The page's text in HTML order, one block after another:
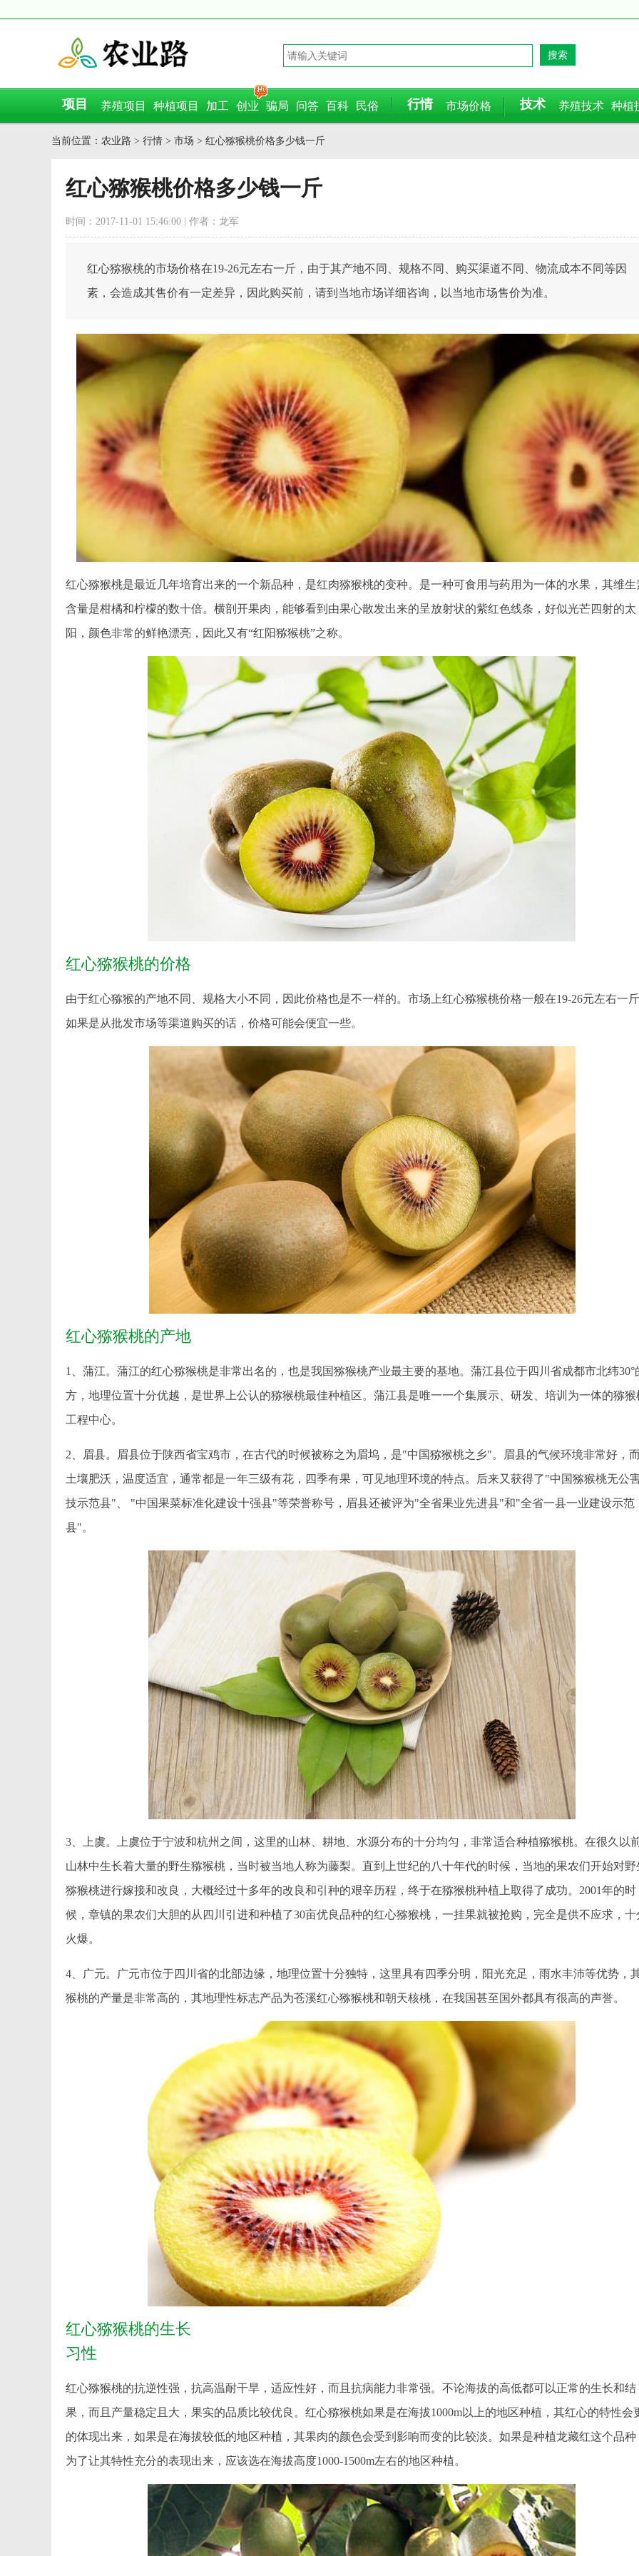
项目 养殖项目 种植项目 加工 创业 骗局 问答 百科 民俗 行情 市场价格 技术 养殖技术 种植
当前位置： 农业路 > 行情 > 市场 > 红心猕猴桃价格多少钱一斤
红心猕猴桃价格多少钱一斤
时间：2017-11-01 15:46:00 | 作者：龙军
红心猕猴桃的市场价格在19-26元左右一斤，由于其产地不同、规格不同、购买渠道不同、物流成本不同等因
素，会造成其售价有一定差异，因此购买前，请到当地市场详细咨询，以当地市场售价为准。
红心猕猴桃是最近几年培育出来的一个新品种，是红肉猕猴桃的变种。是一种可食用与药用为一体的水果，其维生
含量是柑橘和柠檬的数十倍。横剖开果肉，能够看到由果心散发出来的呈放射状的紫红色线条，好似光芒四射的太
阳，颜色非常的鲜艳漂亮，因此又有“红阳猕猴桃”之称。
红心猕猴桃的价格
由于红心猕猴的产地不同、规格大小不同，因此价格也是不一样的。市场上红心猕猴桃价格一般在19-26元左右一
如果是从批发市场等渠道购买的话，价格可能会便宜一些。
红心猕猴桃的产地
1、蒲江。蒲江的红心猕猴桃是非常出名的，也是我国猕猴桃产业最主要的基地。蒲江县位于四川省成都市北纬30°
方，地理位置十分优越，是世界上公认的猕猴桃最佳种植区。蒲江县是唯一一个集展示、研发、培训为一体的猕猴
工程中心。
2、眉县。眉县位于陕西省宝鸡市，在古代的时候被称之为眉坞，是"中国猕猴桃之乡"。眉县的气候环境非常好，
土壤肥沃，温度适宜，通常都是一年三级有花，四季有果，可见地理环境的特点。后来又获得了"中国猕猴桃无公
技示范县"、 "中国果菜标准化建设十强县"等荣誉称号，眉县还被评为"全省果业先进县"和"全省一县一业建设示范
县"。
3、上虞。上虞位于宁波和杭州之间，这里的山林、耕地、水源分布的十分均匀，非常适合种植猕猴桃。在很久以
山林中生长着大量的野生猕猴桃，当时被当地人称为藤梨。直到上世纪的八十年代的时候，当地的果农们开始对野
猕猴桃进行嫁接和改良，大概经过十多年的改良和引种的艰辛历程，终于在猕猴桃种植上取得了成功。2001年的时
候，章镇的果农们大胆的从四川引进和种植了30亩优良品种的红心猕猴桃，一挂果就被抢购，完全是供不应求，十
火爆。
4、广元。广元市位于四川省的北部边缘，地理位置十分独特，这里具有四季分明，阳光充足，雨水丰沛等优势，
猴桃的产量是非常高的，其地理性标志产品为苍溪红心猕猴桃和朝天核桃，在我国甚至国外都具有很高的声誉。
红心猕猴桃的生长
习性
红心猕猴桃的抗逆性强，抗高温耐干旱，适应性好，而且抗病能力非常强。不论海拔的高低都可以正常的生长和结
果，而且产量稳定且大，果实的品质比较优良。红心猕猴桃如果是在海拔1000m以上的地区种植，其红心的特性会
的体现出来，如果是在海拔较低的地区种植，其果肉的颜色会受到影响而变的比较淡。如果是种植龙藏红这个品种
为了让其特性充分的表现出来，应该选在海拔高度1000-1500m左右的地区种植。